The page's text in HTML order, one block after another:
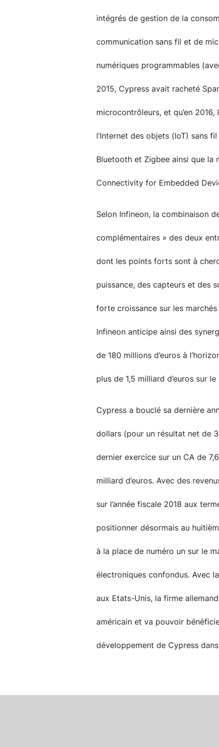
intégrés de gestion de la
communication sans fil et de
numériques programmables
2015, Cypress avait racheté
microcontrôleurs, et qu’en
l’Internet des objets (IoT) sans
Bluetooth et Zigbee ainsi que la
Connectivity for Embedded
Selon Infineon, la combinaison
complémentaires » des deux
dont les points forts sont à
puissance, des capteurs et des
forte croissance sur les marchés
Infineon anticipe ainsi des
de 180 millions d’euros à
plus de 1,5 milliard d’euros sur
Cypress a bouclé sa dernière
dollars (pour un résultat net de
dernier exercice sur un CA de
milliard d’euros. Avec des
sur l’année fiscale 2018 aux
positionner désormais au
à la place de numéro un sur le
électroniques confondus. Avec
aux Etats-Unis, la firme
américain et va pouvoir
développement de Cypress